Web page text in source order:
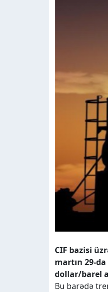
CIF bazisi
martın 29-
dollar/barel
Bu barədə